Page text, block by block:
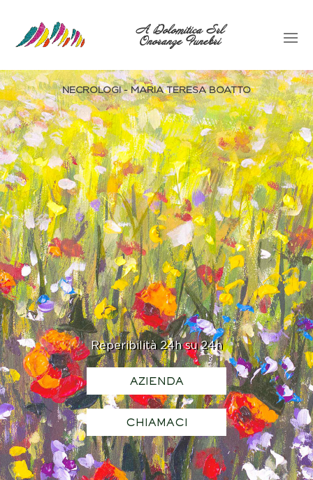
A Dolomitica Srl
Onoranze Funebri
Reperibilità 24h su 24h
AZIENDA
CHIAMACI
NECROLOGI - MARIA TERESA BOATTO